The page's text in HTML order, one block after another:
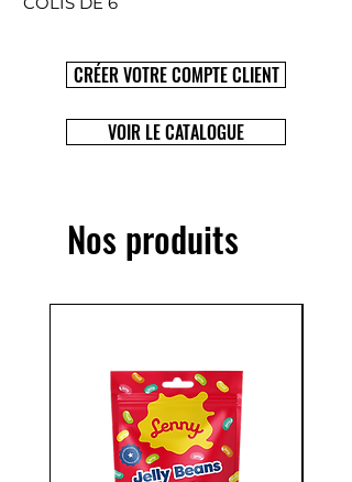
CRÉER VOTRE COMPTE CLIENT
VOIR LE CATALOGUE
Nos produits